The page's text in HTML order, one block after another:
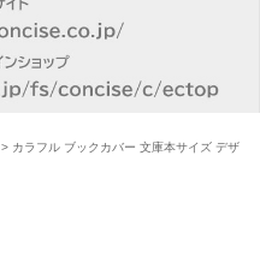
> カラフル ブックカバー 文庫本サイズ デザ